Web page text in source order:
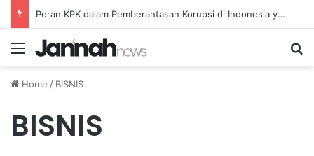
Peran KPK dalam Pemberantasan Korupsi di Indonesia yang Efektif dan Terukur
Menu
Home / BISNIS
BISNIS